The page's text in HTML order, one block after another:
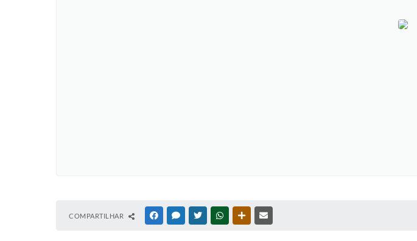
COMPARTILHAR FACEBOOKMESSENGER
TWITTERWHATSAPPOUTRAS MÍDIAS